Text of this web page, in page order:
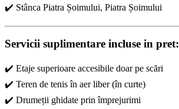
✔️ Stânca Piatra Șoimului, Piatra Șoimului
Servicii suplimentare incluse in pret:
✔️ Etaje superioare accesibile doar pe scări
✔️ Teren de tenis în aer liber (în curte)
✔️ Drumeții ghidate prin împrejurimi